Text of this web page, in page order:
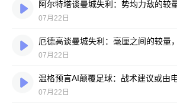
07月22日
厄德高谈曼城失利：毫厘之间的较量
07月22日
温格预言AI颠覆足球：战术建议或由
07月22日